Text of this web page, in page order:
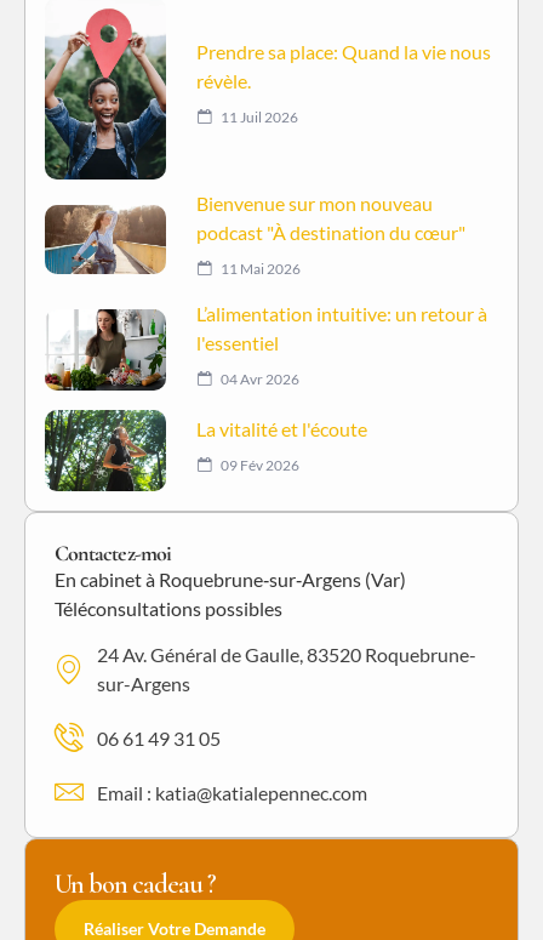
Prendre sa place: Quand la vie nous
révèle.
11 Juil 2026
Bienvenue sur mon nouveau
podcast "À destination du cœur"
11 Mai 2026
L’alimentation intuitive: un retour à
l'essentiel
04 Avr 2026
La vitalité et l'écoute
09 Fév 2026
Contactez-moi
En cabinet à Roquebrune‑sur‑Argens (Var)
Téléconsultations possibles
24 Av. Général de Gaulle, 83520 Roquebrune-
sur-Argens
06 61 49 31 05
Email : katia@katialepennec.com
Un bon cadeau ?
Réaliser Votre Demande